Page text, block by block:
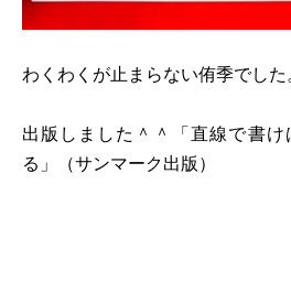
わくわくが止まらない侑季でした
出版しました＾＾「直線で書
る」（サンマーク出版）